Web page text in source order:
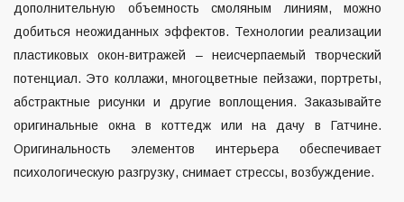
дополнительную объемность смоляным линиям, можно
добиться неожиданных эффектов. Технологии реализации
пластиковых окон-витражей – неисчерпаемый творческий
потенциал. Это коллажи, многоцветные пейзажи, портреты,
абстрактные рисунки и другие воплощения. Заказывайте
оригинальные окна в коттедж или на дачу в Гатчине.
Оригинальность элементов интерьера обеспечивает
психологическую разгрузку, снимает стрессы, возбуждение.